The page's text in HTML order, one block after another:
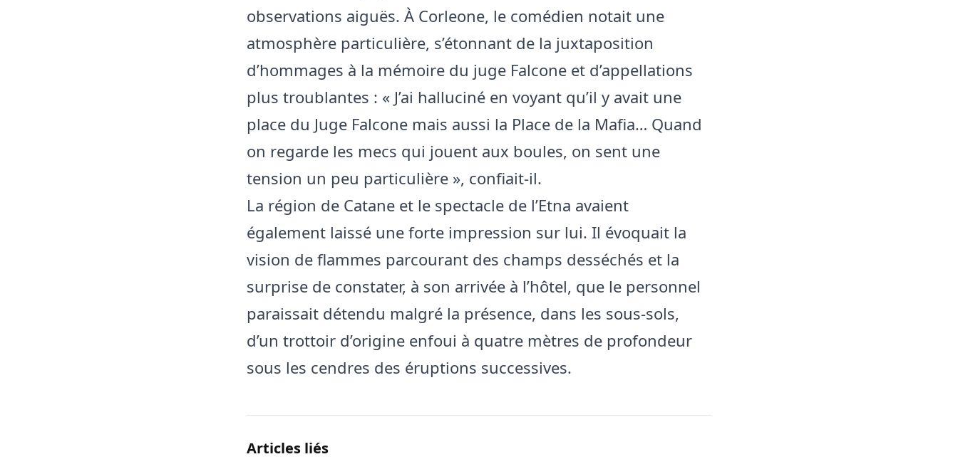
observations aiguës. À Corleone, le comédien notait une
atmosphère particulière, s’étonnant de la juxtaposition
d’hommages à la mémoire du juge Falcone et d’appellations
plus troublantes : « J’ai halluciné en voyant qu’il y avait une
place du Juge Falcone mais aussi la Place de la Mafia… Quand
on regarde les mecs qui jouent aux boules, on sent une
tension un peu particulière », confiait‑il.
La région de Catane et le spectacle de l’Etna avaient
également laissé une forte impression sur lui. Il évoquait la
vision de flammes parcourant des champs desséchés et la
surprise de constater, à son arrivée à l’hôtel, que le personnel
paraissait détendu malgré la présence, dans les sous‑sols,
d’un trottoir d’origine enfoui à quatre mètres de profondeur
sous les cendres des éruptions successives.
Articles liés